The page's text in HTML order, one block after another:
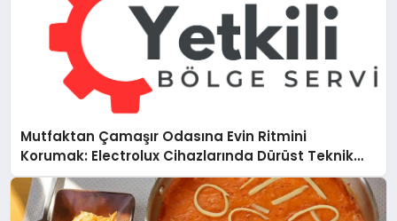
Mutfaktan Çamaşır Odasına Evin Ritmini
Korumak: Electrolux Cihazlarında Dürüst Teknik
Destek Deneyimi